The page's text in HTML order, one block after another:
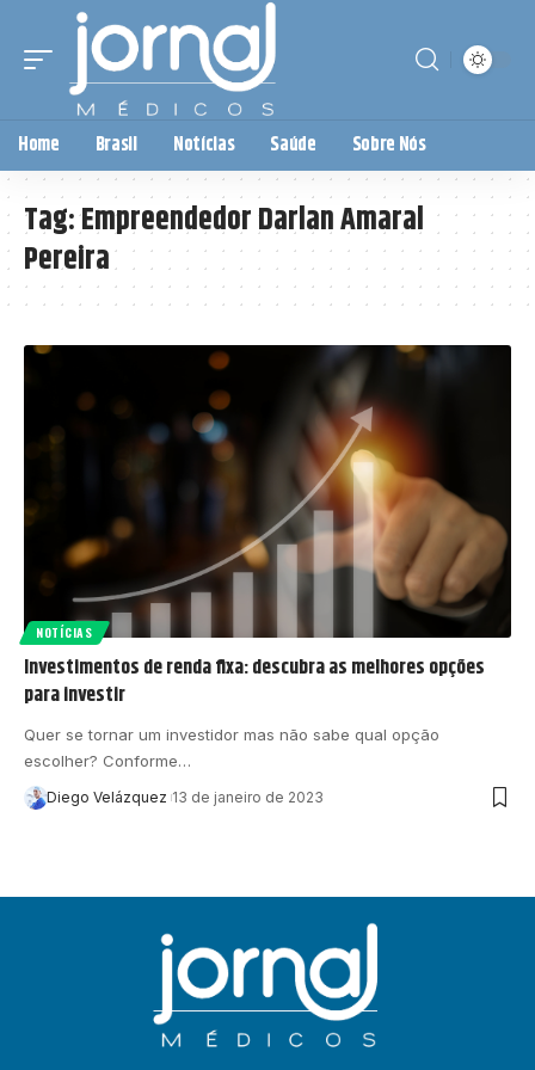
Home Brasil Notícias Saúde Sobre Nós
Tag:Empreendedor Darlan Amaral
Pereira
NOTÍCIAS
Investimentos de renda fixa: descubra as melhores opções
para investir
Quer se tornar um investidor mas não sabe qual opção
escolher? Conforme…
Diego Velázquez 13 de janeiro de 2023